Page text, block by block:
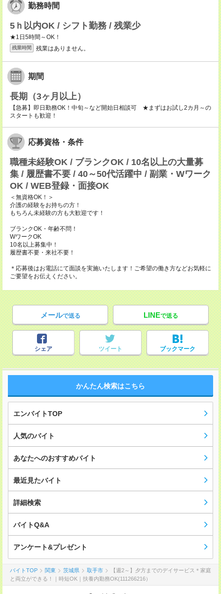
勤務時間
5ｈ以内OK / シフト勤務 / 残業少
★1日5時間～OK！
残業時間 残業はありません。
期間
長期（3ヶ月以上）
【急募】即日勤務OK！中旬～など開始日相談可 ★まずはお試し2カ月～の
スタートも歓迎！
応募資格・条件
職種未経験OK / ブランクOK / 10名以上の大量募
集 / 履歴書不要 / 40～50代活躍中 / 副業・Wワーク
OK / WEB登録・面接OK
＜無資格OK！＞
介護の経験をお持ちの方！
もちろん未経験の方も大歓迎です！
ブランクOK・年齢不問！
WワークOK
10名以上募集中！
履歴書不要・来社不要！
＊応募後はお電話にて面談を実施いたします！ご希望の働き方などお気軽に
ご要望をお伝えください。
メールで送る LINEで送る
シェア ツイート ブックマーク
かんたん検索はこちら
エンバイトTOP
人気のバイト
あなたへのおすすめバイト
最近見たバイト
詳細検索
バイトQ&A
アンケート&プレゼント
バイトTOP 関東 茨城県 取手市
【週2～】夕方までのデイサービス＊家庭
と両立ができる！｜時短OK｜扶養内勤務OK(111266216）